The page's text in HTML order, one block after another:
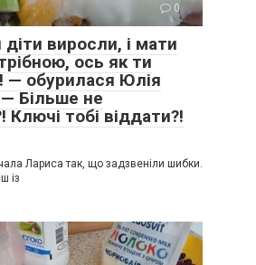
0
виросли, і мати
ось як ти
— обурилася Юлія
Більше не
Ключі тобі віддати?!
Лариса так, що задзвеніли шибки.
із